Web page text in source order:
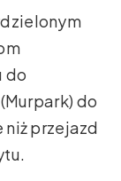
do
do
niż przejazd